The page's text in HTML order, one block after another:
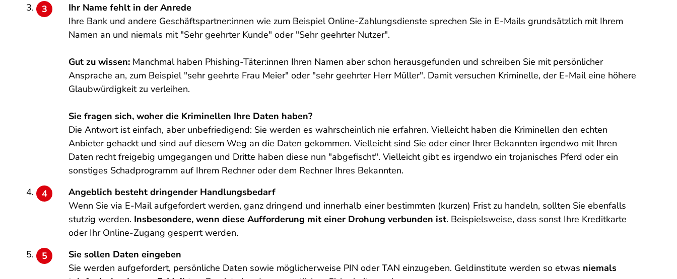
Ihr Name fehlt in der Anrede
Ihre Bank und andere Geschäftspartner:innen wie zum Beispiel Online-Zahlungsdienste sprechen Sie in E-Mails grundsätzlich mit Ihrem
Namen an und niemals mit "Sehr geehrter Kunde" oder "Sehr geehrter Nutzer".
Gut zu wissen: Manchmal haben Phishing-Täter:innen Ihren Namen aber schon herausgefunden und schreiben Sie mit persönlicher
Ansprache an, zum Beispiel "sehr geehrte Frau Meier" oder "sehr geehrter Herr Müller". Damit versuchen Kriminelle, der E-Mail eine höhere
Glaubwürdigkeit zu verleihen.
Sie fragen sich, woher die Kriminellen Ihre Daten haben?
Die Antwort ist einfach, aber unbefriedigend: Sie werden es wahrscheinlich nie erfahren. Vielleicht haben die Kriminellen den echten
Anbieter gehackt und sind auf diesem Weg an die Daten gekommen. Vielleicht sind Sie oder einer Ihrer Bekannten irgendwo mit Ihren
Daten recht freigebig umgegangen und Dritte haben diese nun "abgefischt". Vielleicht gibt es irgendwo ein trojanisches Pferd oder ein
sonstiges Schadprogramm auf Ihrem Rechner oder dem Rechner Ihres Bekannten.
Angeblich besteht dringender Handlungsbedarf
Wenn Sie via E-Mail aufgefordert werden, ganz dringend und innerhalb einer bestimmten (kurzen) Frist zu handeln, sollten Sie ebenfalls
stutzig werden. Insbesondere, wenn diese Aufforderung mit einer Drohung verbunden ist. Beispielsweise, dass sonst Ihre Kreditkarte
oder Ihr Online-Zugang gesperrt werden.
Sie sollen Daten eingeben
Sie werden aufgefordert, persönliche Daten sowie möglicherweise PIN oder TAN einzugeben. Geldinstitute werden so etwas niemals